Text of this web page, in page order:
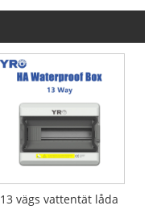
13 vägs vattentät låda